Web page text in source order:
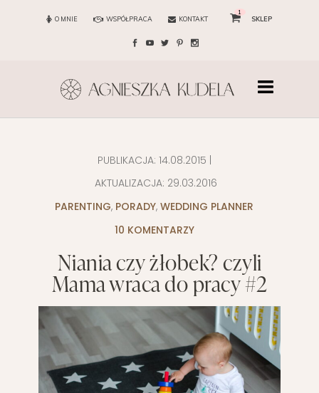
O MNIE WSPÓŁPRACA KONTAKT
1
SKLEP
PUBLIKACJA: 14.08.2015
AKTUALIZACJA: 29.03.2016
PARENTING, PORADY, WEDDING PLANNER
10 KOMENTARZY
Niania czy żłobek? czyli
Mama wraca do pracy #2